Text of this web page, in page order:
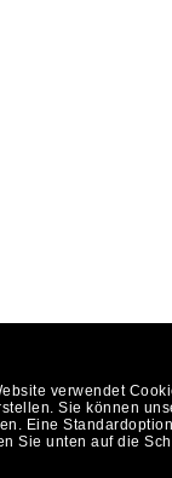
verwendet
Sie können
Eine
Sie unten auf die